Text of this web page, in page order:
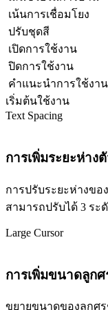
เน้นการเชื่อมโยง
ปรับชุดสี
เปิดการใช้งาน
ปิดการใช้งาน
คำแนะนำการใช้งาน
เริ่มต้นใช้งาน
Text Spacing
การเพิ่มระยะห่าง
การปรับระยะห่างขอ
สามารถปรับได้ 3 ระ
Large Cursor
การเพิ่มขนาดลูก
ขยายขนาดของลูกศร